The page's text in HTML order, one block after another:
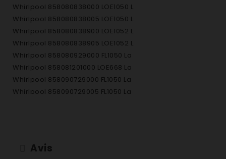
Whirlpool 858080838000 LOE1050 L
Whirlpool 858080838005 LOE1050 L
Whirlpool 858080838900 LOE1052 L
Whirlpool 858080838905 LOE1052 L
Whirlpool 858080929000 FL1050 La
Whirlpool 858081201000 LOE668 La
Whirlpool 858090729000 FL1050 La
Whirlpool 858090729005 FL1050 La
Whirlpool 859230538005 AWO/D4112
Avis